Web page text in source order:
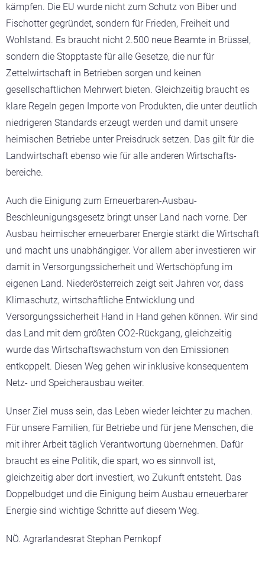
kämpfen. Die EU wurde nicht zum Schutz von Biber und
Fischotter gegründet, sondern für Frieden, Freiheit und
Wohlstand. Es braucht nicht 2.500 neue Beamte in Brüssel,
sondern die Stopptaste für alle Gesetze, die nur für
Zettelwirtschaft in Betrieben sorgen und keinen
gesellschaftlichen Mehrwert bieten. Gleichzeitig braucht es
klare Regeln gegen Importe von Produkten, die unter deutlich
niedrigeren Standards erzeugt werden und damit unsere
heimischen Betriebe unter Preisdruck setzen. Das gilt für die
Landwirtschaft ebenso wie für alle anderen Wirtschafts­
bereiche.
Auch die Einigung zum Erneuerbaren-Ausbau-
Beschleunigungsgesetz bringt unser Land nach vorne. Der
Ausbau heimischer erneuerbarer Energie stärkt die Wirtschaft
und macht uns unabhängiger. Vor allem aber investieren wir
damit in Versorgungssicherheit und Wertschöpfung im
eigenen Land. Niederösterreich zeigt seit Jahren vor, dass
Klimaschutz, wirtschaftliche Entwicklung und
Versorgungssicherheit Hand in Hand gehen können. Wir sind
das Land mit dem größten CO2-Rückgang, gleichzeitig
wurde das Wirtschaftswachstum von den Emissionen
entkoppelt. Diesen Weg gehen wir inklusive konsequentem
Netz- und Speicherausbau weiter.
Unser Ziel muss sein, das Leben wieder leichter zu machen.
Für unsere Familien, für Betriebe und für jene Menschen, die
mit ihrer Arbeit täglich Verantwortung übernehmen. Dafür
braucht es eine Politik, die spart, wo es sinnvoll ist,
gleichzeitig aber dort investiert, wo Zukunft entsteht. Das
Doppelbudget und die Einigung beim Ausbau erneuerbarer
Energie sind wichtige Schritte auf diesem Weg.
NÖ. Agrarlandesrat Stephan Pernkopf